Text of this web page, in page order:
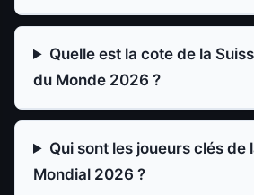
Quelle est la cote de la
du Monde 2026 ?
Qui sont les joueurs clés de
Mondial 2026 ?